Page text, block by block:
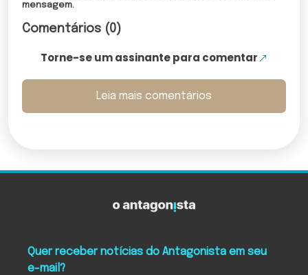
mensagem.
Comentários (0)
Torne-se um assinante para comentar
Leia mais comentários
Quer receber notícias do Antagonista em seu
e-mail?